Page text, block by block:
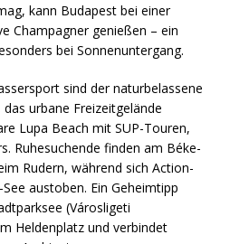
kann Budapest bei einer
Champagner genießen – ein
bei Sonnenuntergang.
sind der naturbelassene
urbane Freizeitgelände
Lupa Beach mit SUP-Touren,
Ruhesuchende finden am Béke-
Rudern, während sich Action-
austoben. Ein Geheimtipp
(Városligeti
Heldenplatz und verbindet